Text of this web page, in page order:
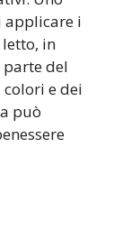
i
in
del
e dei
può